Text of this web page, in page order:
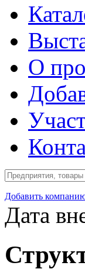
О
Добавить
Дата